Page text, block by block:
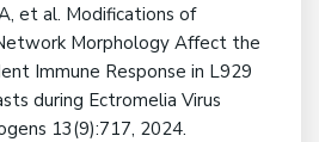
et al. Modifications of
Morphology Affect the
Immune Response in L929
during Ectromelia Virus
13(9):717, 2024.